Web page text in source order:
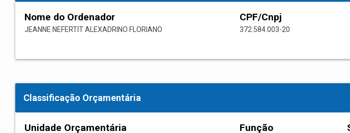
Nome do Ordenador
JEANNE NEFERTIT ALEXADRINO FLORIANO
CPF/Cnpj
372.584.003-20
Classificação Orçamentária
Unidade Orçamentária Função